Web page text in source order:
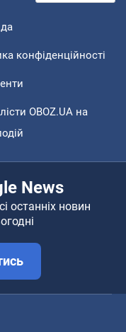
конфіденційності
OBOZ.UA на
News
останніх новин